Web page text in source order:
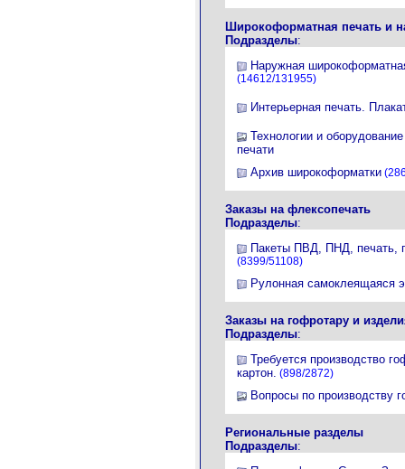
Широкоформатная печать и
Подразделы:
Наружная
(14612/131955)
Интерьерная печать.
Технологии и
печати
Архив широкоформатки
Заказы на флексопечать
Подразделы:
Пакеты ПВД, ПНД, печать,
(8399/51108)
Рулонная самоклеящаяся
Заказы на гофротару и
Подразделы:
Требуется производство
картон. (898/2872)
Вопросы по производству
Региональные разделы
Подразделы: